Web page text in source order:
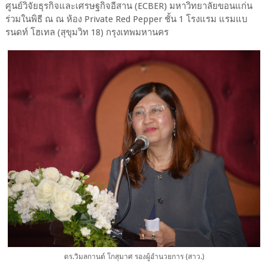
ศูนย์วิจัยธุรกิจและเศรษฐกิจอีสาน (ECBER) มหาวิทยาลัยขอนแก่น
ร่วมในพิธี ณ ณ ห้อง Private Red Pepper ชั้น 1 โรงแรม แรมแบ
รนดท์ โฮเทล (สุขุมวิท 18) กรุงเทพมหานคร
ดร.วิมลกานต์ โกสุมาศ รองผู้อำนวยการ (สาว.)